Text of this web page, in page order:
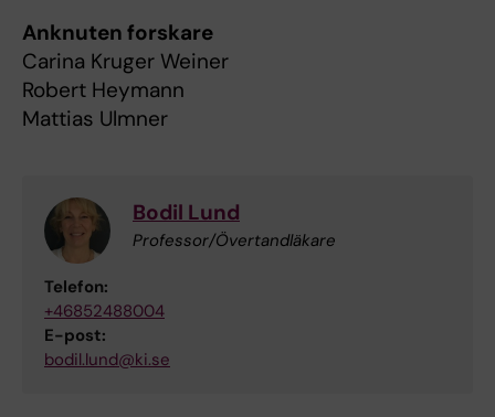
Anknuten forskare
Carina Kruger Weiner
Robert Heymann
Mattias Ulmner
Bodil Lund
Professor/Övertandläkare
Telefon:
+46852488004
E-post:
bodil.lund@ki.se